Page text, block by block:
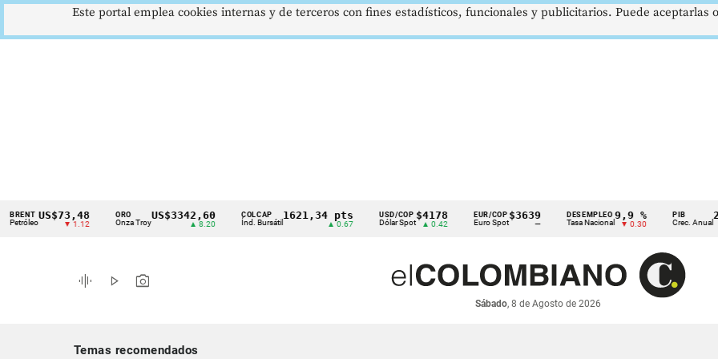
Cintillo
indicadores
económicos
US$73,48
▼ 1.12
ORO
Onza Troy
US$3342,60 COLCAP
Índ. Bursátil
1621,34 pts USD/COP
Dólar Spot
$4178
▲ 0.42
EUR/COP
Euro Spot
$3639
—
DESEMPLEO
Tasa Nacional
9,9 %
▼ 0.30
PIB
Crec. Anual
2,8 %
▲ 0.10
graphic_eq play_arrow photo_camera
Sábado, 8 de Agosto de 2026
Temas recomendados
Este portal emplea cookies internas y de terceros con fines estadísticos, funcionales y publicitarios. Puede aceptarlas